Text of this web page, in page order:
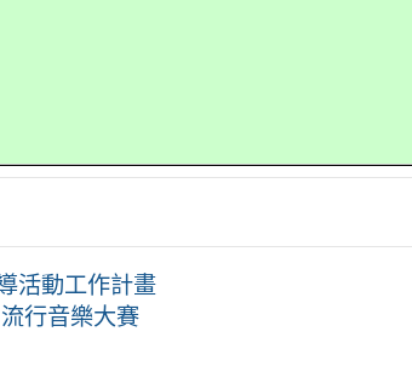
活動工作計畫
行音樂大賽